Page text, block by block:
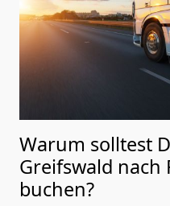
Warum solltest
Greifswald nach
buchen?